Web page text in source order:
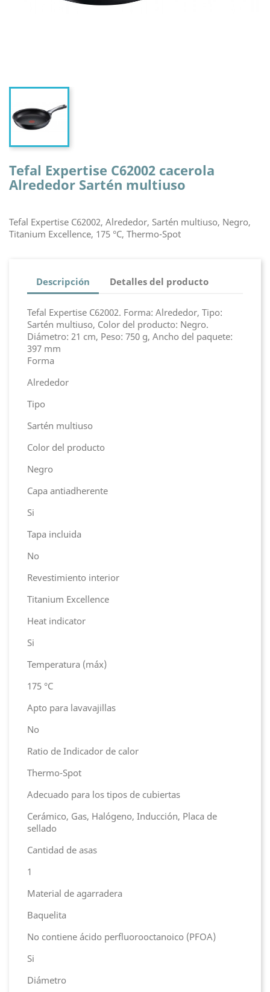
Tefal Expertise C62002 cacerola
Alrededor Sartén multiuso
Tefal Expertise C62002, Alrededor, Sartén multiuso, Negro,
Titanium Excellence, 175 °C, Thermo-Spot
Descripción Detalles del producto
Tefal Expertise C62002. Forma: Alrededor, Tipo:
Sartén multiuso, Color del producto: Negro.
Diámetro: 21 cm, Peso: 750 g, Ancho del paquete:
397 mm
Forma
Alrededor
Tipo
Sartén multiuso
Color del producto
Negro
Capa antiadherente
Si
Tapa incluida
No
Revestimiento interior
Titanium Excellence
Heat indicator
Si
Temperatura (máx)
175 °C
Apto para lavavajillas
No
Ratio de Indicador de calor
Thermo-Spot
Adecuado para los tipos de cubiertas
Cerámico, Gas, Halógeno, Inducción, Placa de
sellado
Cantidad de asas
1
Material de agarradera
Baquelita
No contiene ácido perfluorooctanoico (PFOA)
Si
Diámetro